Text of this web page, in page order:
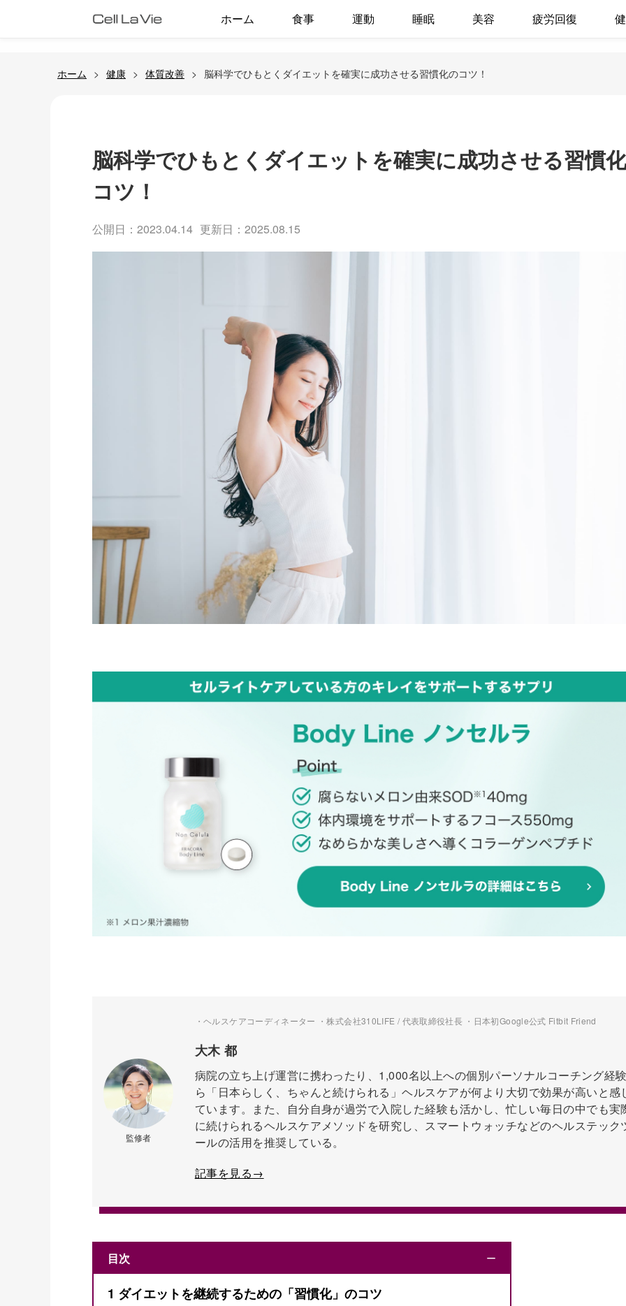
ホーム 食事 運動 睡眠 美容 疲労回復
ホーム 健康 体質改善 脳科学でひもとくダイエットを確実に成功させる習慣化のコツ！
脳科学でひもとくダイエットを確実に成功させる習慣
コツ！
公開日：2023.04.14 更新日：2025.08.15
監修者
・ヘルスケアコーディネーター ・株式会社310LIFE / 代表取締役社長 ・日本初Google公式 Fitbit Friend
大木 都
病院の立ち上げ運営に携わったり、1,000名以上への個別パーソナルコーチング経
ら「日本らしく、ちゃんと続けられる」ヘルスケアが何より大切で効果が高いと感
ています。また、自分自身が過労で入院した経験も活かし、忙しい毎日の中でも実
に続けられるヘルスケアメソッドを研究し、スマートウォッチなどのヘルステック
ールの活用を推奨している。
記事を見る→
目次 ー
1 ダイエットを継続するための「習慣化」のコツ